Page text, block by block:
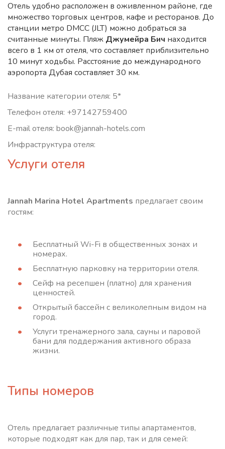
Отель удобно расположен в оживленном районе, где
множество торговых центров, кафе и ресторанов. До
станции метро DMCC (JLT) можно добраться за
считанные минуты. Пляж Джумейра Бич находится
всего в 1 км от отеля, что составляет приблизительно
10 минут ходьбы. Расстояние до международного
аэропорта Дубая составляет 30 км.
Название категории отеля: 5*
Телефон отеля: +97142759400
E-mail отеля: book@jannah-hotels.com
Инфраструктура отеля:
Услуги отеля
Jannah Marina Hotel Apartments предлагает своим
гостям:
Бесплатный Wi-Fi в общественных зонах и
номерах.
Бесплатную парковку на территории отеля.
Сейф на ресепшен (платно) для хранения
ценностей.
Открытый бассейн с великолепным видом на
город.
Услуги тренажерного зала, сауны и паровой
бани для поддержания активного образа
жизни.
Типы номеров
Отель предлагает различные типы апартаментов,
которые подходят как для пар, так и для семей: